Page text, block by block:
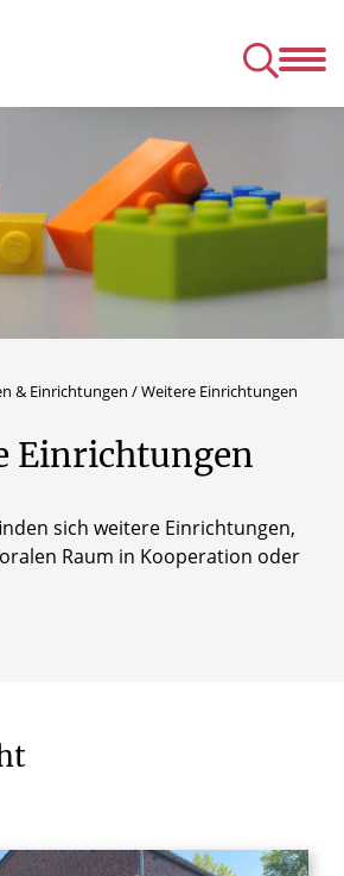
& Einrichtungen
&
& Einrichtungen /Weitere Einrichtungen
Einrichtungen
sich weitere Einrichtungen,
Raum in Kooperation oder